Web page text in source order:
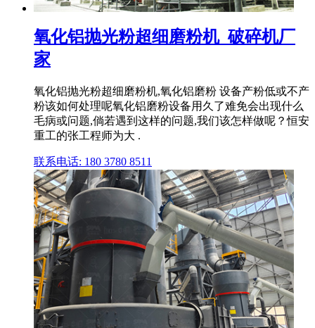
氧化铝抛光粉超细磨粉机_破碎机厂
家
氧化铝抛光粉超细磨粉机,氧化铝磨粉 设备产粉低或不产
粉该如何处理呢氧化铝磨粉设备用久了难免会出现什么
毛病或问题,倘若遇到这样的问题,我们该怎样做呢？恒安
重工的张工程师为大 .
联系电话: 180 3780 8511